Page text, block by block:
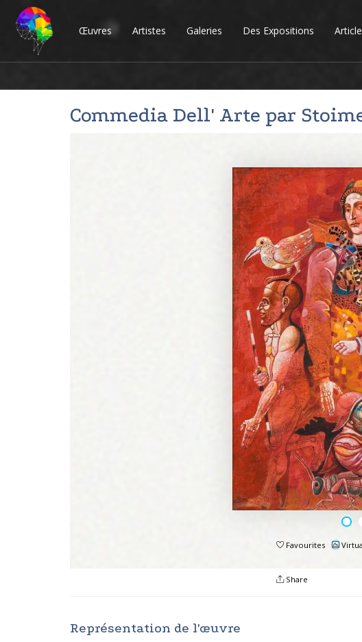
Œuvres Artistes Galeries Des Expositions
Commedia Dell' Arte par
Favourites
Share
Représentation de l'œuvre